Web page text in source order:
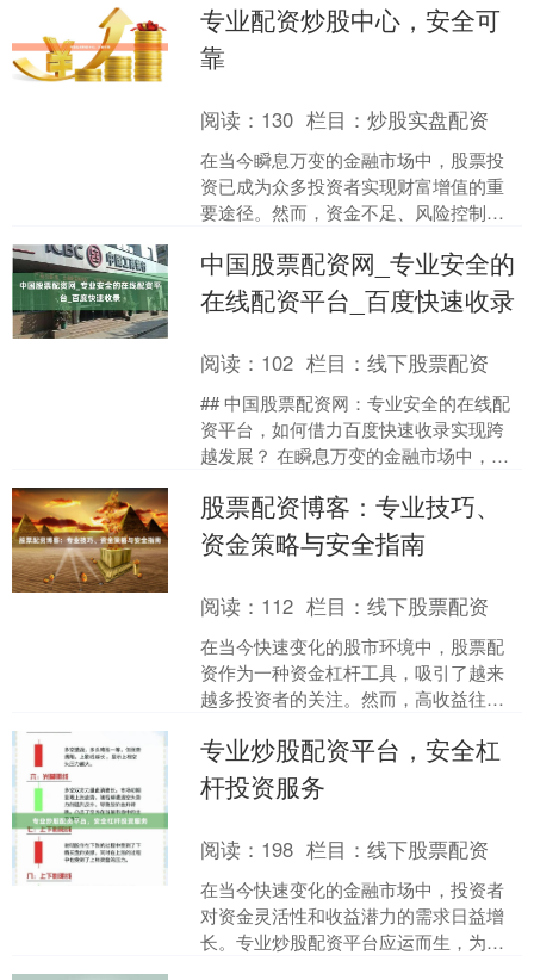
注。作为中原地....
专业配资炒股中心，安全可
靠
阅读： 130 栏目：炒股实盘配资
在当今瞬息万变的金融市场中，股票投
资已成为众多投资者实现财富增值的重
要途径。然而，资金不足、风险控制能
脚石。此时，选择一个**....
中国股票配资网_专业安全的
在线配资平台_百度快速收录
阅读： 102 栏目：线下股票配资
## 中国股票配资网：专业安全的在线配
资平台，如何借力百度快速收录实现跨
越发展？ 在瞬息万变的金融市场中，股
吸引了众多投资者的....
股票配资博客：专业技巧、
资金策略与安全指南
阅读： 112 栏目：线下股票配资
在当今快速变化的股市环境中，股票配
资作为一种资金杠杆工具，吸引了越来
越多投资者的关注。然而，高收益往往
票配资的专业技巧、资金管....
专业炒股配资平台，安全杠
杆投资服务
阅读： 198 栏目：线下股票配资
在当今快速变化的金融市场中，投资者
对资金灵活性和收益潜力的需求日益增
长。专业炒股配资平台应运而生，为投